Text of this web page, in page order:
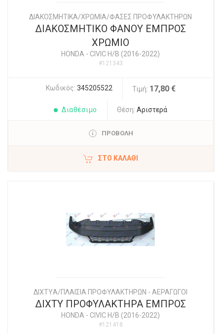
ΔΙΑΚΟΣΜΗΤΙΚΑ/ΧΡΩΜΙΑ/ΦΑΣΕΣ ΠΡΟΦΥΛΑΚΤΗΡΩΝ
ΔΙΑΚΟΣΜΗΤΙΚΟ ΦΑΝΟΥ ΕΜΠΡΟΣ
ΧΡΩΜΙΟ
HONDA - CIVIC H/B (2016-2022)
#121343
Κωδικός: 345205522 Τιμή: 17,80 €
Διαθέσιμο Θέση: Αριστερά
ΠΡΟΒΟΛΗ
ΣΤΟ ΚΑΛΆΘΙ
ΔΙΧΤYΑ/ΠΛΑΙΣΙΑ ΠΡΟΦΥΛΑΚΤΗΡΩΝ - ΑΕΡΑΓΩΓΟΙ
ΔΙΧΤΥ ΠΡΟΦΥΛΑΚΤΗΡΑ ΕΜΠΡΟΣ
HONDA - CIVIC H/B (2016-2022)
#121418